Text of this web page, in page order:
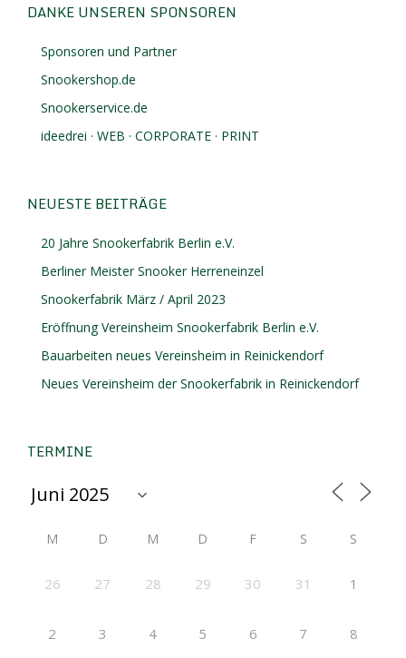
DANKE UNSEREN SPONSOREN
Sponsoren und Partner
Snookershop.de
Snookerservice.de
ideedrei · WEB · CORPORATE · PRINT
NEUESTE BEITRÄGE
20 Jahre Snookerfabrik Berlin e.V.
Berliner Meister Snooker Herreneinzel
Snookerfabrik März / April 2023
Eröffnung Vereinsheim Snookerfabrik Berlin e.V.
Bauarbeiten neues Vereinsheim in Reinickendorf
Neues Vereinsheim der Snookerfabrik in Reinickendorf
TERMINE
M D M D F S S
26 27 28 29 30 31 1
2 3 4 5 6 7 8